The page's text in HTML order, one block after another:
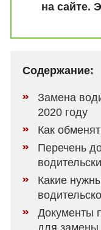
на сайте.
Содержание:
Замена
2020 году
Как
Перечень
Какие
Документы